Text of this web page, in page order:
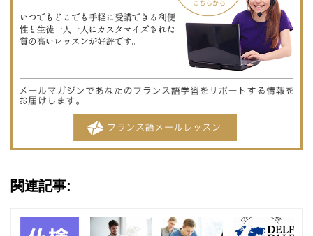
関連記事: